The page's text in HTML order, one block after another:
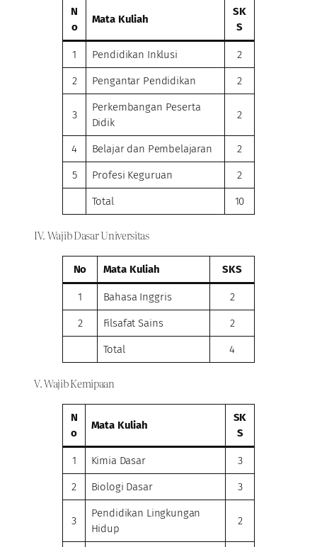
N
o
Mata Kuliah
SK
S
1 Pendidikan Inklusi 2
2 Pengantar Pendidikan 2
3
Perkembangan Peserta
Didik
2
4 Belajar dan Pembelajaran 2
5 Profesi Keguruan 2
Total 10
IV. Wajib Dasar Universitas
No Mata Kuliah SKS
1 Bahasa Inggris 2
2 Filsafat Sains 2
Total 4
V. Wajib Kemipaan
N
o
Mata Kuliah
SK
S
1 Kimia Dasar 3
2 Biologi Dasar 3
3
Pendidikan Lingkungan
Hidup
2